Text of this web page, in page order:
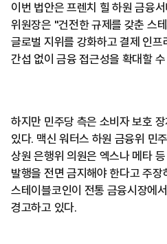
이번 법안은 프렌치 힐 하원 금융
위원장은 "건전한 규제를 갖춘 스
글로벌 지위를 강화하고 결제 인
간섭 없이 금융 접근성을 확대할
하지만 민주당 측은 소비자 보호
있다. 맥신 워터스 하원 금융위 민
상원 은행위 의원은 엑스나 메타
발행을 전면 금지해야 한다고 주
스테이블코인이 전통 금융시장에
경고하고 있다.